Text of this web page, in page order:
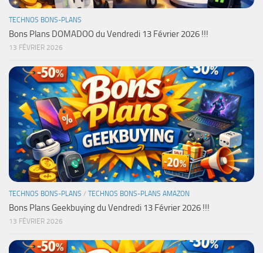
TECHNOS BONS-PLANS
Bons Plans DOMADOO du Vendredi 13 Février 2026 !!!
13 FÉVRIER 2026
TECHNOS BONS-PLANS / TECHNOS BONS-PLANS AMAZON
Bons Plans Geekbuying du Vendredi 13 Février 2026 !!!
13 FÉVRIER 2026